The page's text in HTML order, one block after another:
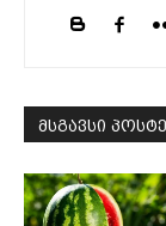
მსგავსი